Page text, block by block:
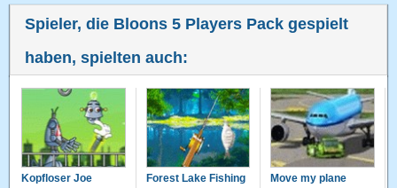
Spieler, die Bloons 5 Players Pack gespielt
haben, spielten auch:
Kopfloser Joe Forest Lake Fishing Move my plane